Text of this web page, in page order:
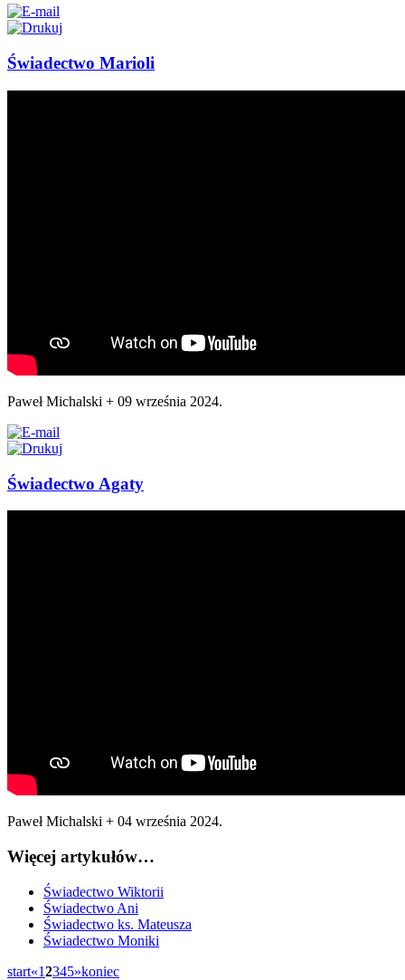
Świadectwo Marioli
Paweł Michalski + 09 września 2024.
Świadectwo Agaty
Paweł Michalski + 04 września 2024.
Więcej artykułów…
Świadectwo Wiktorii
Świadectwo Ani
Świadectwo ks. Mateusza
Świadectwo Moniki
start«12345»koniec